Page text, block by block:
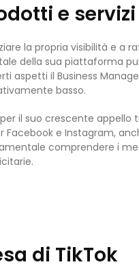
e servizi
la propria visibilità e a
della sua piattaforma
il Business
basso.
il suo crescente appello
e Instagram,
comprendere i
di TikTok